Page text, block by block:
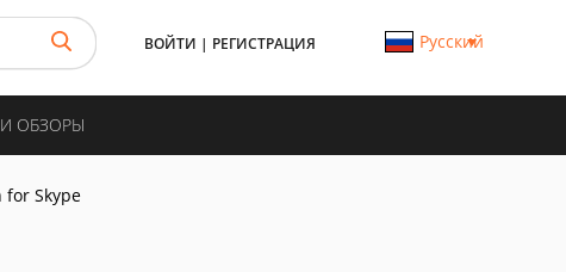
ВОЙТИ | РЕГИСТРАЦИЯ Русский
И ОБЗОРЫ
for Skype